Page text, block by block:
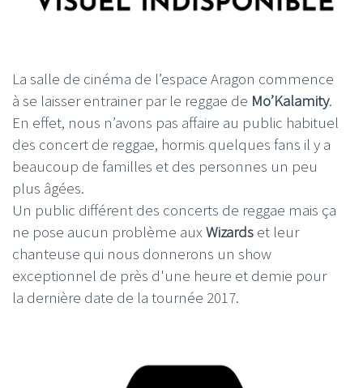
La salle de cinéma de l’espace Aragon commence
à se laisser entrainer par le reggae de Mo’Kalamity.
En effet, nous n’avons pas affaire au public habituel
des concert de reggae, hormis quelques fans il y a
beaucoup de familles et des personnes un peu
plus âgées.
Un public différent des concerts de reggae mais ça
ne pose aucun problème aux Wizards et leur
chanteuse qui nous donnerons un show
exceptionnel de près d'une heure et demie pour
la dernière date de la tournée 2017.